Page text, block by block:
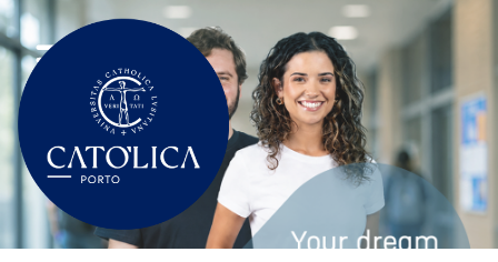
Passar para o conteúdo principal